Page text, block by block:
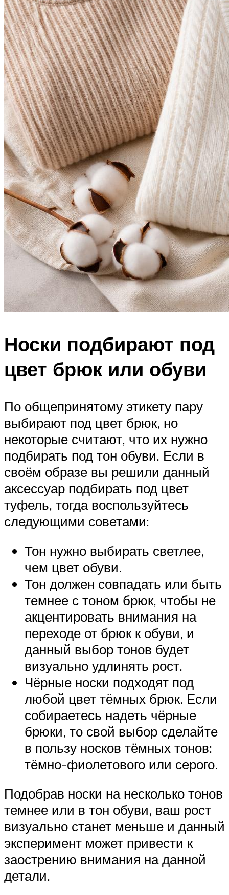
Носки подбирают под
цвет брюк или обуви
По общепринятому этикету пару
выбирают под цвет брюк, но
некоторые считают, что их нужно
подбирать под тон обуви. Если в
своём образе вы решили данный
аксессуар подбирать под цвет
туфель, тогда воспользуйтесь
следующими советами:
Тон нужно выбирать светлее,
чем цвет обуви.
Тон должен совпадать или быть
темнее с тоном брюк, чтобы не
акцентировать внимания на
переходе от брюк к обуви, и
данный выбор тонов будет
визуально удлинять рост.
Чёрные носки подходят под
любой цвет тёмных брюк. Если
собираетесь надеть чёрные
брюки, то свой выбор сделайте
в пользу носков тёмных тонов:
тёмно-фиолетового или серого.
Подобрав носки на несколько тонов
темнее или в тон обуви, ваш рост
визуально станет меньше и данный
эксперимент может привести к
заострению внимания на данной
детали.